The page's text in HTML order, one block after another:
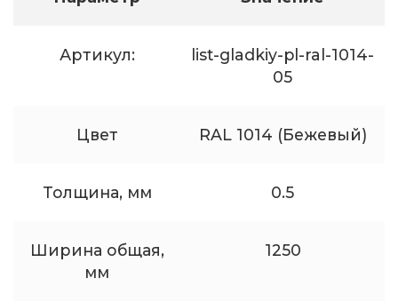
Артикул:
list-gladkiy-pl-ral-1014-
05
Цвет RAL 1014 (Бежевый)
Толщина, мм 0.5
Ширина общая,
мм
1250